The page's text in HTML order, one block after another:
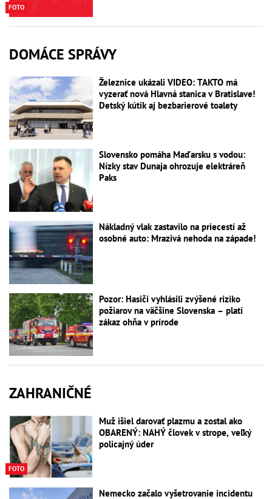
FOTO
DOMÁCE SPRÁVY
Železnice ukázali VIDEO: TAKTO má
vyzerať nová Hlavná stanica v Bratislave!
Detský kútik aj bezbarierové toalety
Slovensko pomáha Maďarsku s vodou:
Nízky stav Dunaja ohrozuje elektráreň
Paks
Nákladný vlak zastavilo na priecestí až
osobné auto: Mrazivá nehoda na západe!
Pozor: Hasiči vyhlásili zvýšené riziko
požiarov na väčšine Slovenska – platí
zákaz ohňa v prírode
ZAHRANIČNÉ
FOTO
Muž išiel darovať plazmu a zostal ako
OBARENÝ: NAHÝ človek v strope, veľký
policajný úder
Nemecko začalo vyšetrovanie incidentu